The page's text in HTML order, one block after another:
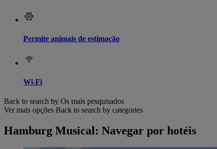
Permite animais de estimação
Wi-Fi
Back to search by Os mais pesquisados
Ver mais opções Back to search by categories
Hamburg Musical: Navegar por hotéis